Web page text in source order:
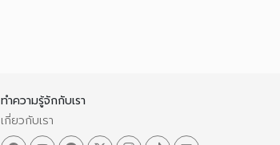
ทำความรู้จักกับเรา
เกี่ยวกับเรา